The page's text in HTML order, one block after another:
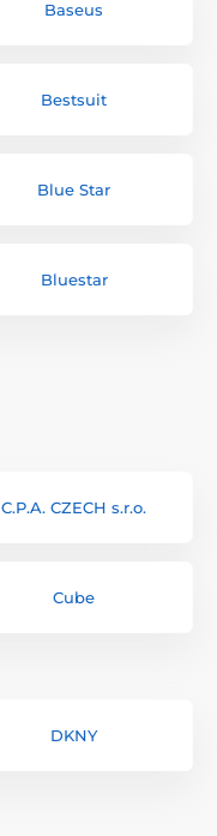
Baseus
Bestsuit
Blue Star
Bluestar
C.P.A. CZECH s.r.o.
Cube
DKNY